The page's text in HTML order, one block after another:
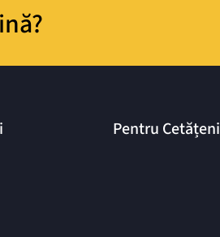
Pentru Cetățeni